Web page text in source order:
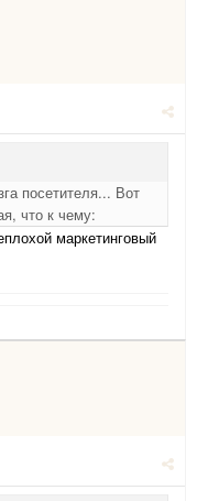
посетителя... Вот
что к чему:
маркетинговый